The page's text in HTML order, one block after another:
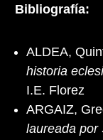
Bibliografía:
ALDEA,
historia
I.E. Florez
ARGAIZ,
laureada por